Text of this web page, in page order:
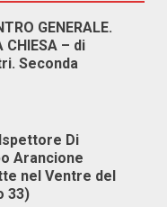
GENERALE.
CHIESA – di
Seconda
Di
Arancione
nel Ventre del
33)